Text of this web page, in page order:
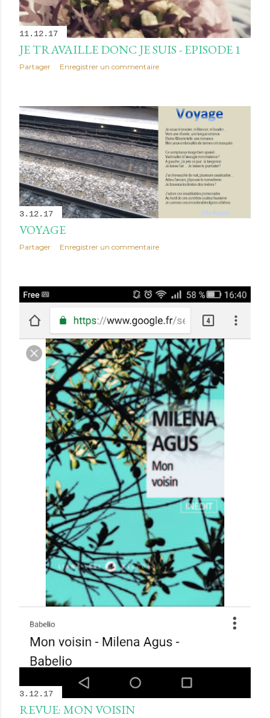
11.12.17
JE TRAVAILLE DONC JE SUIS - EPISODE 1
Partager Enregistrer un commentaire
3.12.17
VOYAGE
Partager Enregistrer un commentaire
3.12.17
REVUE: MON VOISIN